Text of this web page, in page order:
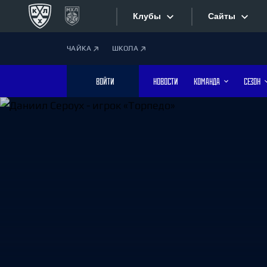
Клубы
Дивизион Боброва
Лада
Сайты
ЧАЙКА ШКОЛА
ВОЙТИ НОВОСТИ КОМАНДА СЕЗОН